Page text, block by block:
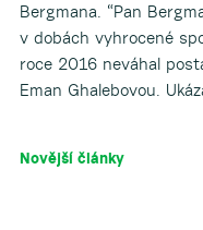
Bergmana. “Pan
v dobách vyhrocené
roce 2016 neváhal
Eman Ghalebovou.
Novější články